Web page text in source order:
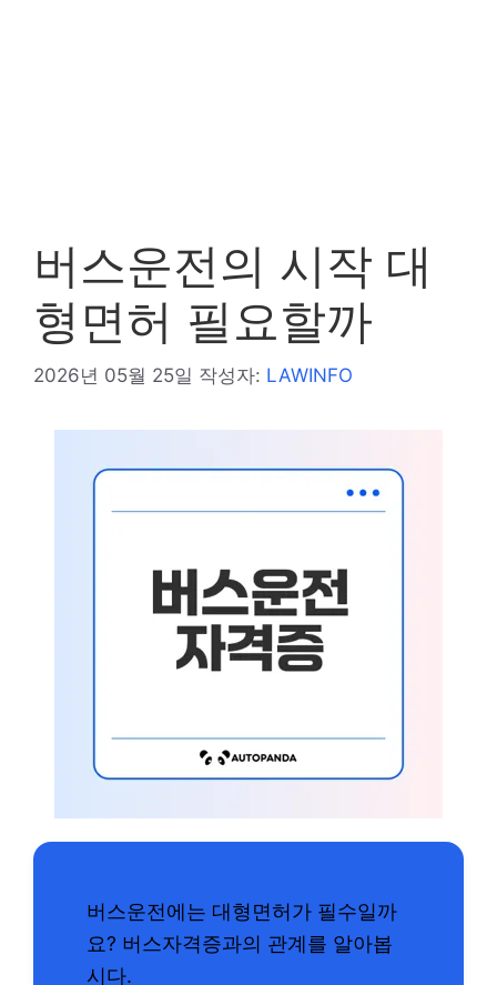
버스운전의 시작 대
형면허 필요할까
2026년 05월 25일 작성자: LAWINFO
버스운전에는 대형면허가 필수일까
요? 버스자격증과의 관계를 알아봅
시다.